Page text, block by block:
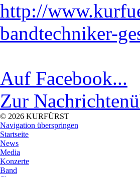
http://
bandtechniker-
Auf Facebook...
Zur
© 2026 KURFÜRST
Navigation überspringen
Startseite
News
Media
Konzerte
Band